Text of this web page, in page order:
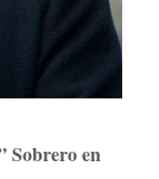
Sobrero en